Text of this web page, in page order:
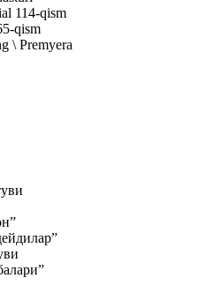
114-qism
qism
\ Premyera